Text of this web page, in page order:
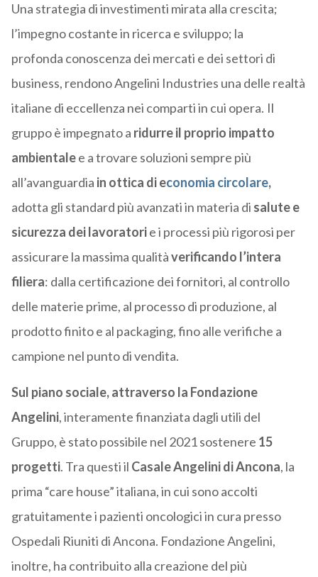
Una strategia di investimenti mirata alla crescita;
l’impegno costante in ricerca e sviluppo; la
profonda conoscenza dei mercati e dei settori di
business, rendono Angelini Industries una delle realtà
italiane di eccellenza nei comparti in cui opera. Il
gruppo è impegnato a ridurre il proprio impatto
ambientalee a trovare soluzioni sempre più
all’avanguardia in ottica di economia circolare,
adotta gli standard più avanzati in materia di salute e
sicurezza dei lavoratorie i processi più rigorosi per
assicurare la massima qualitàverificando l’intera
filiera: dalla certificazione dei fornitori, al controllo
delle materie prime, al processo di produzione, al
prodotto finito e al packaging, fino alle verifiche a
campione nel punto di vendita.
Sul piano sociale, attraverso la Fondazione
Angelini,interamente finanziata dagli utili del
Gruppo, è stato possibile nel 2021 sostenere 15
progetti. Tra questi il Casale Angelini di Ancona, la
prima “care house” italiana, in cui sono accolti
gratuitamente i pazienti oncologici in cura presso
Ospedali Riuniti di Ancona. Fondazione Angelini,
inoltre, ha contribuito alla creazione del più